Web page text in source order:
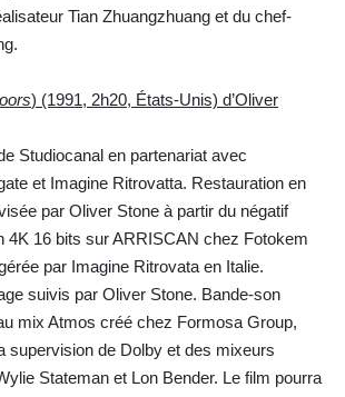
Tian Zhuangzhuang et du chef-
) (1991, 2h20, États-Unis) d’Oliver
Studiocanal en partenariat avec
et Imagine Ritrovatta. Restauration en
par Oliver Stone à partir du négatif
4K 16 bits sur ARRISCAN chez Fotokem
par Imagine Ritrovata en Italie.
suivis par Oliver Stone. Bande-son
mix Atmos créé chez Formosa Group,
supervision de Dolby et des mixeurs
Stateman et Lon Bender. Le film pourra